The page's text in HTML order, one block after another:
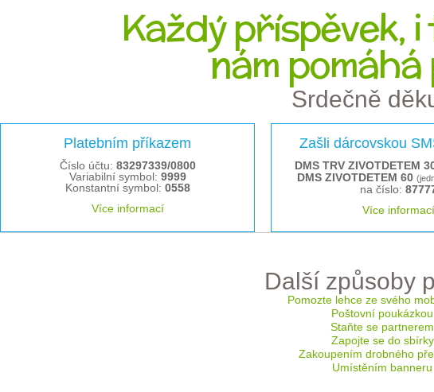
Každý příspěvek,
nám
Srdečně
Platebním příkazem
Číslo účtu: 83297339/0800
Variabilní symbol: 9999
Konstantní symbol: 0558
Více informací
Zašli dárcovskou
DMS TRV ZIVOTDETEM
DMS ZIVOTDETEM 60
na číslo:
Více informací
Další způsoby
Pomozte lehce ze svého
Poštovní poukázkou
Staňte se partnerem
Zapojte se do sbírky
Zakoupením drobného
Umístěním banneru